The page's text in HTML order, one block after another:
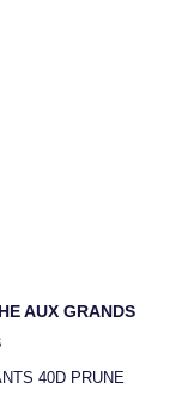
AUX GRANDS
40D PRUNE